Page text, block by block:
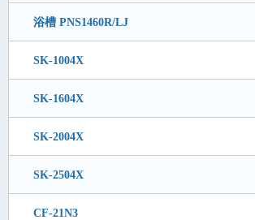
浴槽 PNS1460R/LJ
SK-1004X
SK-1604X
SK-2004X
SK-2504X
CF-21N3